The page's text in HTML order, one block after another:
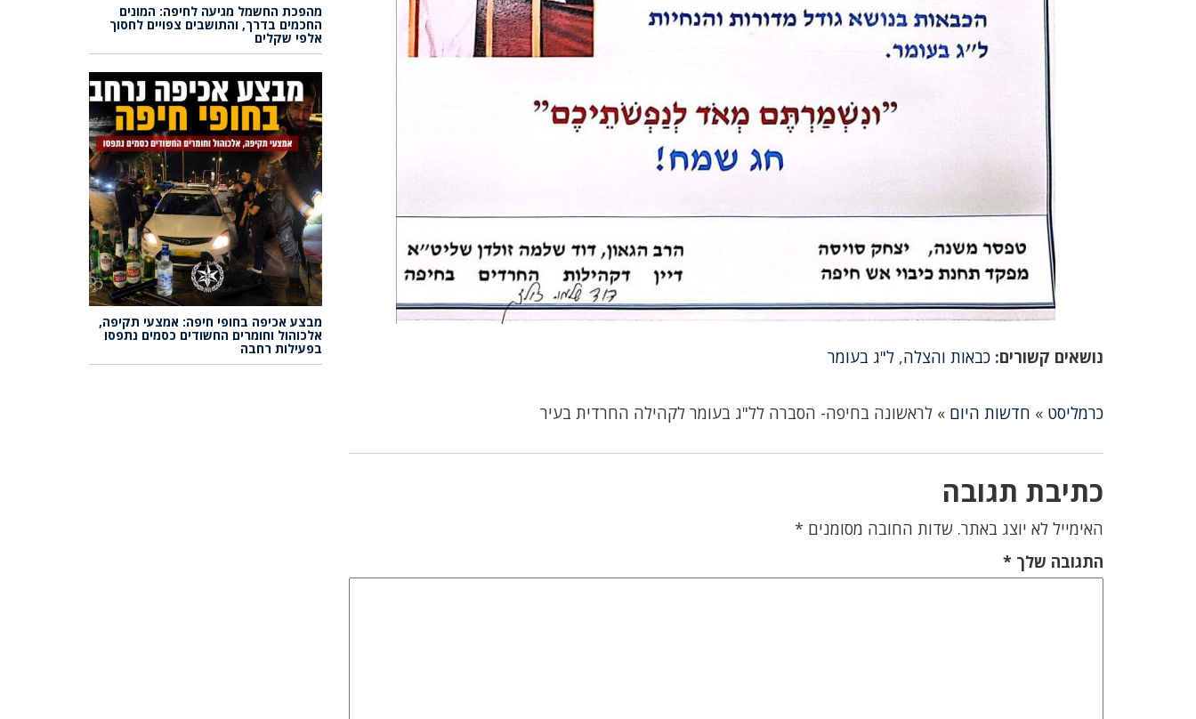
נושאים קשורים:כבאות והצלה,ל"ג בעומר
כרמליסט » חדשות היום »לראשונה בחיפה- הסברה לל"ג בעומר לקהילה החרדית בעיר
כתיבת תגובה
האימייל לא יוצג באתר. שדות החובה מסומנים *
התגובה שלך*
מהפכת החשמל מגיעה לחיפה: המונים
החכמים בדרך, והתושבים צפויים לחסוך
אלפי שקלים
מבצע אכיפה בחופי חיפה: אמצעי תקיפה,
אלכוהול וחומרים החשודים כסמים נתפסו
בפעילות רחבה